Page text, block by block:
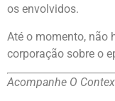
os envolvidos.
Até o momento, não
corporação sobre o
Acompanhe O